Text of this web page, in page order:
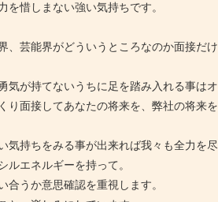
惜しまない強い気持ちです。
芸能界がどういうところなのか面接だ
が持てないうちに足を踏み入れる事はオ
面接してあなたの将来を、弊社の将来を
持ちをみる事が出来れば我々も全力を尽
エネルギーを持って。
うか意思確認を重視します。